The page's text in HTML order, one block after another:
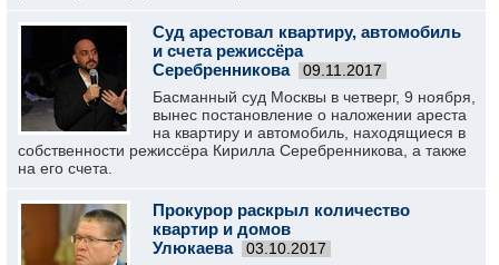
Суд арестовал квартиру, автомобиль
и счета режиссёра
Серебренникова
09.11.2017
Басманный суд Москвы в четверг, 9 ноября,
вынес постановление о наложении ареста
на квартиру и автомобиль, находящиеся в
собственности режиссёра Кирилла Серебренникова, а также
на его счета.
Прокурор раскрыл количество
квартир и домов
Улюкаева
03.10.2017